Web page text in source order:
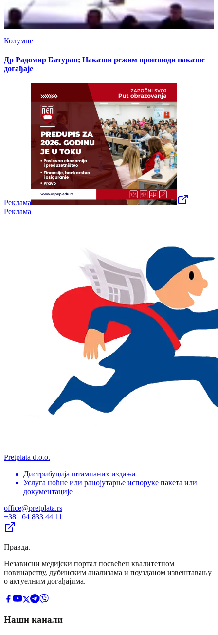
Колумне
Др Радомир Батуран; Наказни режим производи наказне
догађаје
Реклама
Реклама
Pretplata d.o.o.
Дистрибуција штампаних издања
Услуга ноћне или ранојутарње испоруке пакета или
документације
office@pretplata.rs
+381 64 833 44 11
Правда.
Независни медијски портал посвећен квалитетном
новинарству, дубинским анализама и поузданом извештавању
о актуелним догађајима.
Наши канали